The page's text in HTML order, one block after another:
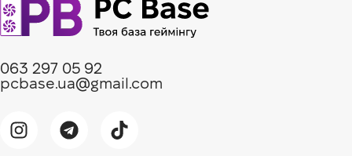
063 297 05 92
pcbase.ua@gmail.com